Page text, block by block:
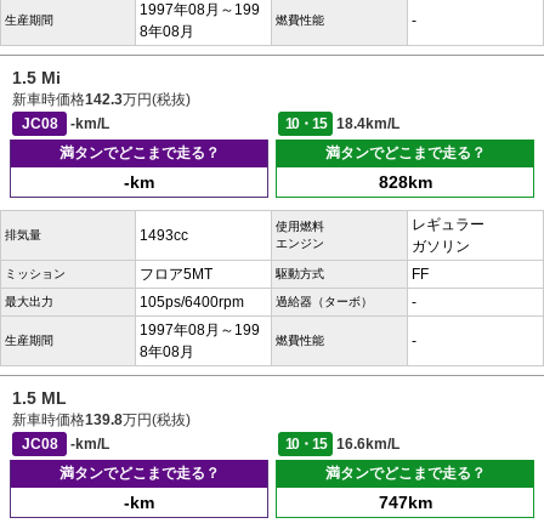
生産期間
1997年08月～199
8年08月
燃費性能 -
1.5 Mi
新車時価格142.3万円(税抜)
JC08
-km/L 10・15
18.4km/L
満タンでどこまで走る？
-km
満タンでどこまで走る？
828km
排気量 1493cc
使用燃料
エンジン
レギュラー
ガソリン
ミッション フロア5MT 駆動方式 FF
最大出力 105ps/6400rpm 過給器（ターボ） -
生産期間
1997年08月～199
8年08月
燃費性能 -
1.5 ML
新車時価格139.8万円(税抜)
JC08
-km/L 10・15
16.6km/L
満タンでどこまで走る？
-km
満タンでどこまで走る？
747km